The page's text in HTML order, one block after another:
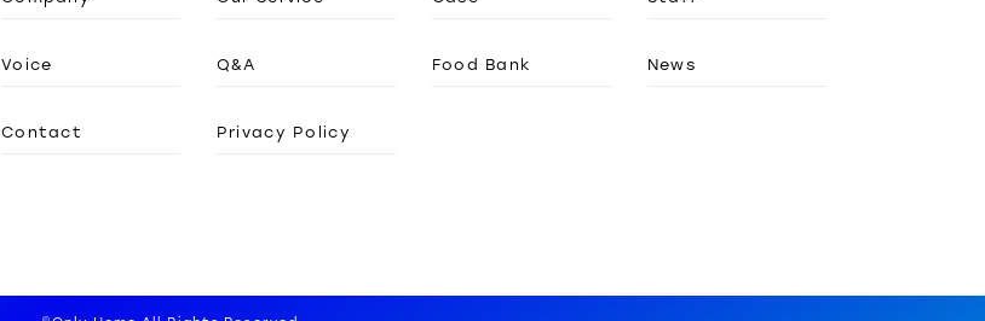
Voice Q&A Food Bank News
Contact Privacy Policy